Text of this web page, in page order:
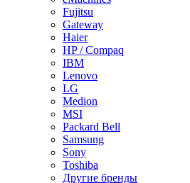
Fujitsu
Gateway
Haier
HP / Compaq
IBM
Lenovo
LG
Medion
MSI
Packard Bell
Samsung
Sony
Toshiba
Другие бренды